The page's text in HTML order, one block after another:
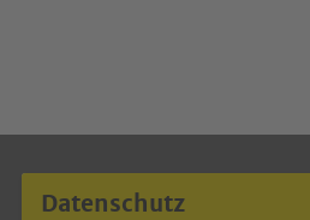
Datenschutz